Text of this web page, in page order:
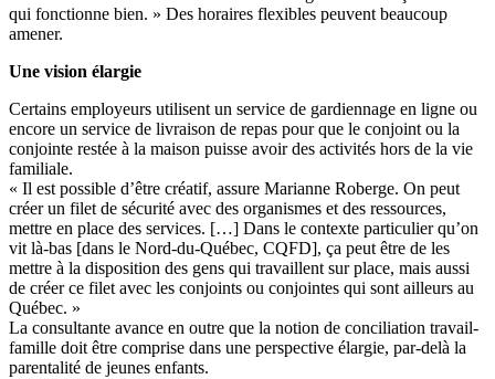
qui fonctionne bien. » Des horaires flexibles peuvent beaucoup
amener.
Une vision élargie
Certains employeurs utilisent un service de gardiennage en ligne ou
encore un service de livraison de repas pour que le conjoint ou la
conjointe restée à la maison puisse avoir des activités hors de la vie
familiale.
« Il est possible d’être créatif, assure Marianne Roberge. On peut
créer un filet de sécurité avec des organismes et des ressources,
mettre en place des services. […] Dans le contexte particulier qu’on
vit là-bas [dans le Nord-du-Québec, CQFD], ça peut être de les
mettre à la disposition des gens qui travaillent sur place, mais aussi
de créer ce filet avec les conjoints ou conjointes qui sont ailleurs au
Québec. »
La consultante avance en outre que la notion de conciliation travail-
famille doit être comprise dans une perspective élargie, par-delà la
parentalité de jeunes enfants.